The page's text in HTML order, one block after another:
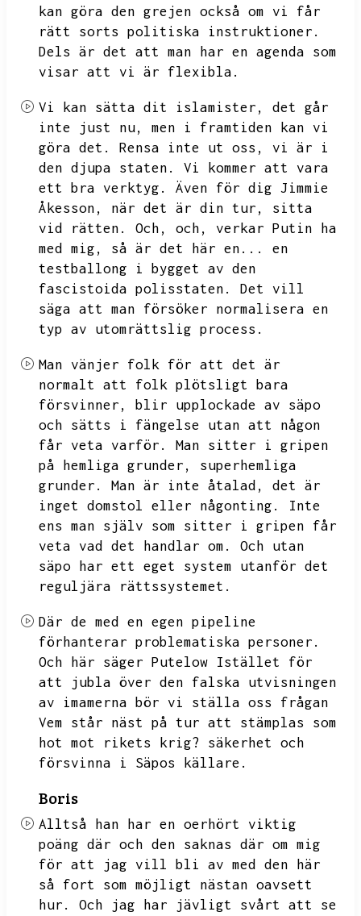
kan göra den grejen också om vi får
rätt sorts politiska instruktioner.
Dels är det att man har en agenda som
visar att vi är flexibla.
Vi kan sätta dit islamister,
det går
inte just nu,
men i framtiden kan vi
göra det.
Rensa inte ut oss,
vi är i
den djupa staten.
Vi kommer att vara
ett bra verktyg.
Även för dig Jimmie
Åkesson,
när det är din tur,
sitta
vid rätten.
Och, och,
verkar Putin ha
med mig,
så är det här en...
en
testballong i bygget av den
fascistoida polisstaten.
Det vill
säga att man försöker normalisera en
typ av utomrättslig process.
Man vänjer folk för att det är
normalt att folk plötsligt bara
försvinner,
blir upplockade av säpo
och sätts i fängelse utan att någon
får veta varför.
Man sitter i gripen
på hemliga grunder,
superhemliga
grunder.
Man är inte åtalad,
det är
inget domstol eller någonting.
Inte
ens man själv som sitter i gripen får
veta vad det handlar om.
Och utan
säpo har ett eget system utanför det
reguljära rättssystemet.
Där de med en egen pipeline
förhanterar problematiska personer.
Och här säger Putelow Istället för
att jubla över den falska utvisningen
av imamerna bör vi ställa oss frågan
Vem står näst på tur att stämplas som
hot mot rikets krig?
säkerhet och
försvinna i Säpos källare.
Boris
Alltså han har en oerhört viktig
poäng där och den saknas där om mig
för att jag vill bli av med den här
så fort som möjligt nästan oavsett
hur.
Och jag har jävligt svårt att se